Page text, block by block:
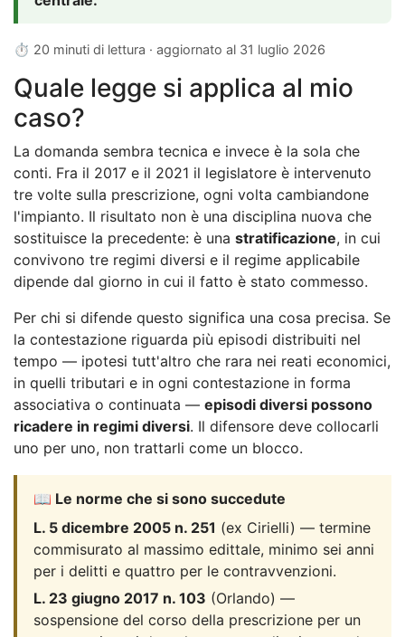
⏱ 20 minuti di lettura · aggiornato al 31 luglio 2026
Quale legge si applica al mio
caso?
La domanda sembra tecnica e invece è la sola che
conti. Fra il 2017 e il 2021 il legislatore è intervenuto
tre volte sulla prescrizione, ogni volta cambiandone
l'impianto. Il risultato non è una disciplina nuova che
sostituisce la precedente: è una stratificazione, in cui
convivono tre regimi diversi e il regime applicabile
dipende dal giorno in cui il fatto è stato commesso.
Per chi si difende questo significa una cosa precisa. Se
la contestazione riguarda più episodi distribuiti nel
tempo — ipotesi tutt'altro che rara nei reati economici,
in quelli tributari e in ogni contestazione in forma
associativa o continuata — episodi diversi possono
ricadere in regimi diversi. Il difensore deve collocarli
uno per uno, non trattarli come un blocco.
📖 Le norme che si sono succedute
L. 5 dicembre 2005 n. 251 (ex Cirielli) — termine
commisurato al massimo edittale, minimo sei anni
per i delitti e quattro per le contravvenzioni.
L. 23 giugno 2017 n. 103 (Orlando) —
sospensione del corso della prescrizione per un